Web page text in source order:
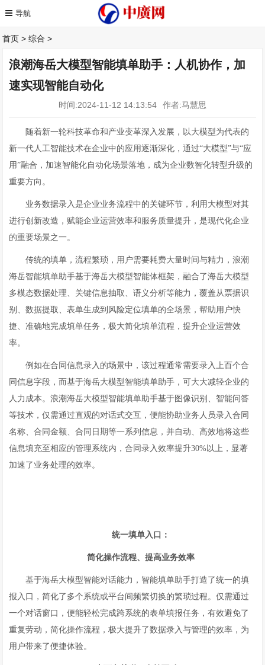
首页 >综合 >
浪潮海岳大模型智能填单助手：人机协作，加
速实现智能自动化
时间:2024-11-12 14:13:54 作者:马慧思
随着新一轮科技革命和产业变革深入发展，以大模型为代表的
新一代人工智能技术在企业中的应用逐渐深化，通过“大模型”与“应
用”融合，加速智能化自动化场景落地，成为企业数智化转型升级的
重要方向。
业务数据录入是企业业务流程中的关键环节，利用大模型对其
进行创新改造，赋能企业运营效率和服务质量提升，是现代化企业
的重要场景之一。
传统的填单，流程繁琐，用户需要耗费大量时间与精力，浪潮
海岳智能填单助手基于海岳大模型智能体框架，融合了海岳大模型
多模态数据处理、关键信息抽取、语义分析等能力，覆盖从票据识
别、数据提取、表单生成到风险定位填单的全场景，帮助用户快
捷、准确地完成填单任务，极大简化填单流程，提升企业运营效
率。
例如在合同信息录入的场景中，该过程通常需要录入上百个合
同信息字段，而基于海岳大模型智能填单助手，可大大减轻企业的
人力成本。浪潮海岳大模型智能填单助手基于图像识别、智能问答
等技术，仅需通过直观的对话式交互，便能协助业务人员录入合同
名称、合同金额、合同日期等一系列信息，并自动、高效地将这些
信息填充至相应的管理系统内，合同录入效率提升30%以上，显著
加速了业务处理的效率。
统一填单入口：
简化操作流程、提高业务效率
基于海岳大模型智能对话能力，智能填单助手打造了统一的填
报入口，简化了多个系统或平台间频繁切换的繁琐过程。仅需通过
一个对话窗口，便能轻松完成跨系统的表单填报任务，有效避免了
重复劳动，简化操作流程，极大提升了数据录入与管理的效率，为
用户带来了便捷体验。